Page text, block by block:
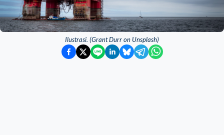
Ilustrasi. (Grant Durr on Unsplash)